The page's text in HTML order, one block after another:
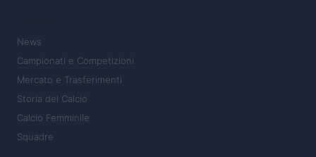
News
Campionati e Competizioni
Mercato e Trasferimenti
Storia del Calcio
Calcio Femminile
Squadre